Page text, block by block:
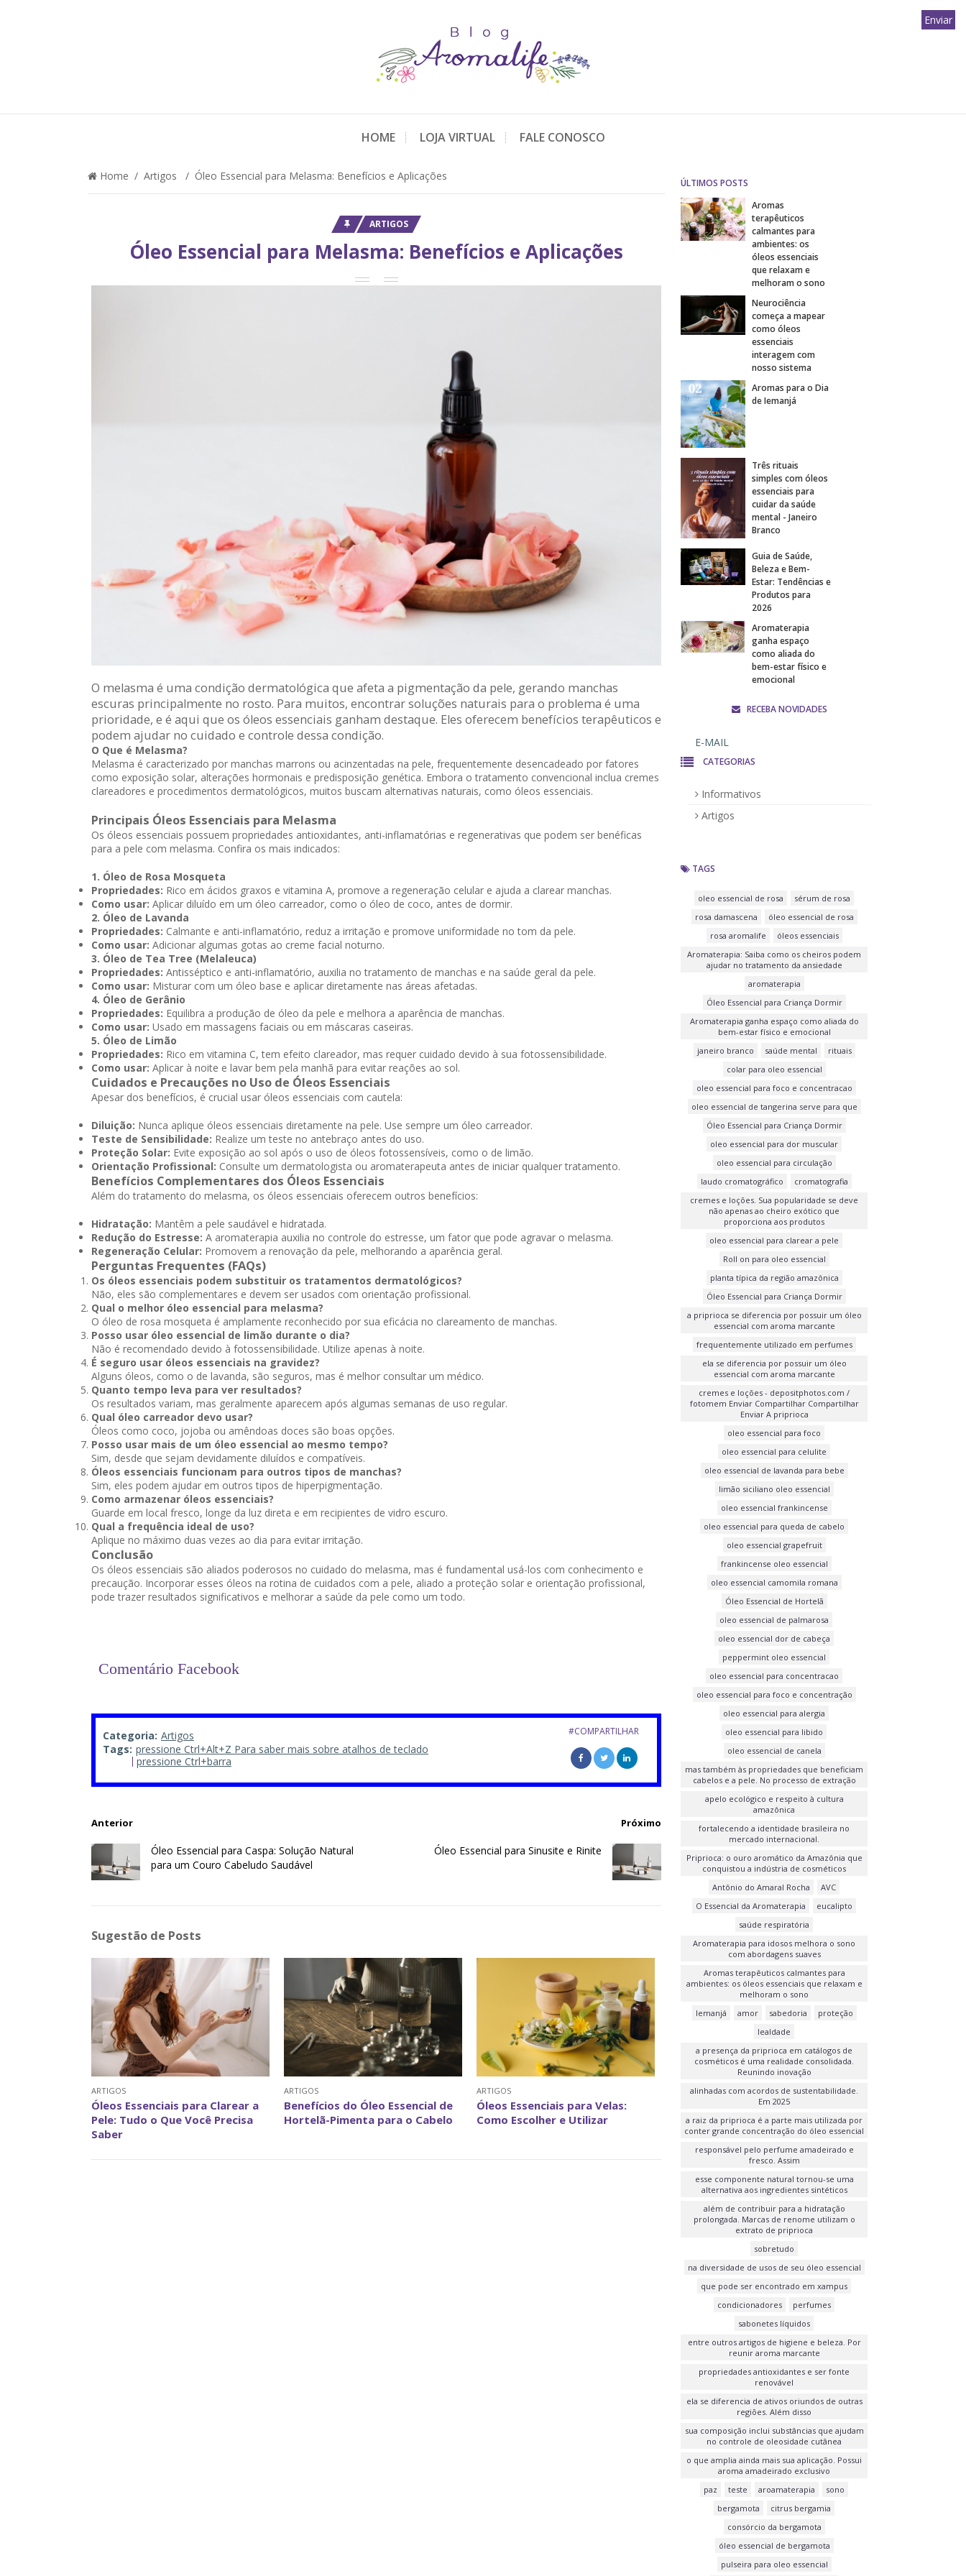
HOME LOJA VIRTUAL FALE CONOSCO
Home / Artigos / Óleo Essencial para Melasma: Benefícios e Aplicações
ARTIGOS
Óleo Essencial para Melasma: Benefícios e Aplicações
O melasma é uma condição dermatológica que afeta a pigmentação da pele, gerando manchas
escuras principalmente no rosto. Para muitos, encontrar soluções naturais para o problema é uma
prioridade, e é aqui que os óleos essenciais ganham destaque. Eles oferecem benefícios terapêuticos e
podem ajudar no cuidado e controle dessa condição.
O Que é Melasma?
Melasma é caracterizado por manchas marrons ou acinzentadas na pele, frequentemente desencadeado por fatores
como exposição solar, alterações hormonais e predisposição genética. Embora o tratamento convencional inclua cremes
clareadores e procedimentos dermatológicos, muitos buscam alternativas naturais, como óleos essenciais.
Principais Óleos Essenciais para Melasma
Os óleos essenciais possuem propriedades antioxidantes, anti-inflamatórias e regenerativas que podem ser benéficas
para a pele com melasma. Confira os mais indicados:
1. Óleo de Rosa Mosqueta
Propriedades: Rico em ácidos graxos e vitamina A, promove a regeneração celular e ajuda a clarear manchas.
Como usar: Aplicar diluído em um óleo carreador, como o óleo de coco, antes de dormir.
2. Óleo de Lavanda
Propriedades: Calmante e anti-inflamatório, reduz a irritação e promove uniformidade no tom da pele.
Como usar: Adicionar algumas gotas ao creme facial noturno.
3. Óleo de Tea Tree (Melaleuca)
Propriedades: Antisséptico e anti-inflamatório, auxilia no tratamento de manchas e na saúde geral da pele.
Como usar: Misturar com um óleo base e aplicar diretamente nas áreas afetadas.
4. Óleo de Gerânio
Propriedades: Equilibra a produção de óleo da pele e melhora a aparência de manchas.
Como usar: Usado em massagens faciais ou em máscaras caseiras.
5. Óleo de Limão
Propriedades: Rico em vitamina C, tem efeito clareador, mas requer cuidado devido à sua fotossensibilidade.
Como usar: Aplicar à noite e lavar bem pela manhã para evitar reações ao sol.
Cuidados e Precauções no Uso de Óleos Essenciais
Apesar dos benefícios, é crucial usar óleos essenciais com cautela:
Diluição: Nunca aplique óleos essenciais diretamente na pele. Use sempre um óleo carreador.
Teste de Sensibilidade: Realize um teste no antebraço antes do uso.
Proteção Solar: Evite exposição ao sol após o uso de óleos fotossensíveis, como o de limão.
Orientação Profissional: Consulte um dermatologista ou aromaterapeuta antes de iniciar qualquer tratamento.
Benefícios Complementares dos Óleos Essenciais
Além do tratamento do melasma, os óleos essenciais oferecem outros benefícios:
Hidratação: Mantêm a pele saudável e hidratada.
Redução do Estresse: A aromaterapia auxilia no controle do estresse, um fator que pode agravar o melasma.
Regeneração Celular: Promovem a renovação da pele, melhorando a aparência geral.
Perguntas Frequentes (FAQs)
Os óleos essenciais podem substituir os tratamentos dermatológicos?
Não, eles são complementares e devem ser usados com orientação profissional.
Qual o melhor óleo essencial para melasma?
O óleo de rosa mosqueta é amplamente reconhecido por sua eficácia no clareamento de manchas.
Posso usar óleo essencial de limão durante o dia?
Não é recomendado devido à fotossensibilidade. Utilize apenas à noite.
É seguro usar óleos essenciais na gravidez?
Alguns óleos, como o de lavanda, são seguros, mas é melhor consultar um médico.
Quanto tempo leva para ver resultados?
Os resultados variam, mas geralmente aparecem após algumas semanas de uso regular.
Qual óleo carreador devo usar?
Óleos como coco, jojoba ou amêndoas doces são boas opções.
Posso usar mais de um óleo essencial ao mesmo tempo?
Sim, desde que sejam devidamente diluídos e compatíveis.
Óleos essenciais funcionam para outros tipos de manchas?
Sim, eles podem ajudar em outros tipos de hiperpigmentação.
Como armazenar óleos essenciais?
Guarde em local fresco, longe da luz direta e em recipientes de vidro escuro.
Qual a frequência ideal de uso?
Aplique no máximo duas vezes ao dia para evitar irritação.
Conclusão
Os óleos essenciais são aliados poderosos no cuidado do melasma, mas é fundamental usá-los com conhecimento e
precaução. Incorporar esses óleos na rotina de cuidados com a pele, aliado a proteção solar e orientação profissional,
pode trazer resultados significativos e melhorar a saúde da pele como um todo.
Comentário Facebook
Categoria: Artigos
Tags: pressione Ctrl+Alt+Z Para saber mais sobre atalhos de teclado
pressione Ctrl+barra
#COMPARTILHAR
Anterior
Óleo Essencial para Caspa: Solução Natural
para um Couro Cabeludo Saudável
Próximo
Óleo Essencial para Sinusite e Rinite
Sugestão de Posts
ARTIGOS
Óleos Essenciais para Clarear a
Pele: Tudo o Que Você Precisa
Saber
ARTIGOS
Benefícios do Óleo Essencial de
Hortelã-Pimenta para o Cabelo
ARTIGOS
Óleos Essenciais para Velas:
Como Escolher e Utilizar
ÚLTIMOS POSTS
Aromas
terapêuticos
calmantes para
ambientes: os
óleos essenciais
que relaxam e
melhoram o sono
Neurociência
começa a mapear
como óleos
essenciais
interagem com
nosso sistema
Aromas para o Dia
de Iemanjá
Três rituais
simples com óleos
essenciais para
cuidar da saúde
mental - Janeiro
Branco
Guia de Saúde,
Beleza e Bem-
Estar: Tendências e
Produtos para
2026
Aromaterapia
ganha espaço
como aliada do
bem-estar físico e
emocional
RECEBA NOVIDADES
CATEGORIAS
Informativos
Artigos
TAGS
oleo essencial de rosa
sérum de rosa
rosa damascena
óleo essencial de rosa
rosa aromalife
óleos essenciais
Aromaterapia: Saiba como os cheiros podem
ajudar no tratamento da ansiedade
aromaterapia
Óleo Essencial para Criança Dormir
Aromaterapia ganha espaço como aliada do
bem-estar físico e emocional
janeiro branco
saúde mental
rituais
colar para oleo essencial
oleo essencial para foco e concentracao
oleo essencial de tangerina serve para que
Óleo Essencial para Criança Dormir
oleo essencial para dor muscular
oleo essencial para circulação
laudo cromatográfico
cromatografia
cremes e loções. Sua popularidade se deve
não apenas ao cheiro exótico que
proporciona aos produtos
oleo essencial para clarear a pele
Roll on para oleo essencial
planta típica da região amazônica
Óleo Essencial para Criança Dormir
a priprioca se diferencia por possuir um óleo
essencial com aroma marcante
frequentemente utilizado em perfumes
ela se diferencia por possuir um óleo
essencial com aroma marcante
cremes e loções - depositphotos.com /
fotomem Enviar Compartilhar Compartilhar
Enviar A priprioca
oleo essencial para foco
oleo essencial para celulite
oleo essencial de lavanda para bebe
limão siciliano oleo essencial
oleo essencial frankincense
oleo essencial para queda de cabelo
oleo essencial grapefruit
frankincense oleo essencial
oleo essencial camomila romana
Óleo Essencial de Hortelã
oleo essencial de palmarosa
oleo essencial dor de cabeça
peppermint oleo essencial
oleo essencial para concentracao
oleo essencial para foco e concentração
oleo essencial para alergia
oleo essencial para libido
oleo essencial de canela
mas também às propriedades que beneficiam
cabelos e a pele. No processo de extração
apelo ecológico e respeito à cultura
amazônica
fortalecendo a identidade brasileira no
mercado internacional.
Priprioca: o ouro aromático da Amazônia que
conquistou a indústria de cosméticos
Antônio do Amaral Rocha
AVC
O Essencial da Aromaterapia
eucalipto
saúde respiratória
Aromaterapia para idosos melhora o sono
com abordagens suaves
Aromas terapêuticos calmantes para
ambientes: os óleos essenciais que relaxam e
melhoram o sono
Iemanjá
amor sabedoria
proteção
lealdade
a presença da priprioca em catálogos de
cosméticos é uma realidade consolidada.
Reunindo inovação
alinhadas com acordos de sustentabilidade.
Em 2025
a raiz da priprioca é a parte mais utilizada por
conter grande concentração do óleo essencial
responsável pelo perfume amadeirado e
fresco. Assim
esse componente natural tornou-se uma
alternativa aos ingredientes sintéticos
além de contribuir para a hidratação
prolongada. Marcas de renome utilizam o
extrato de priprioca
sobretudo
na diversidade de usos de seu óleo essencial
que pode ser encontrado em xampus
condicionadores
perfumes
sabonetes líquidos
entre outros artigos de higiene e beleza. Por
reunir aroma marcante
propriedades antioxidantes e ser fonte
renovável
ela se diferencia de ativos oriundos de outras
regiões. Além disso
sua composição inclui substâncias que ajudam
no controle de oleosidade cutânea
o que amplia ainda mais sua aplicação. Possui
aroma amadeirado exclusivo
paz
teste aroamaterapia
sono
bergamota
citrus bergamia
consórcio da bergamota
óleo essencial de bergamota
pulseira para oleo essencial